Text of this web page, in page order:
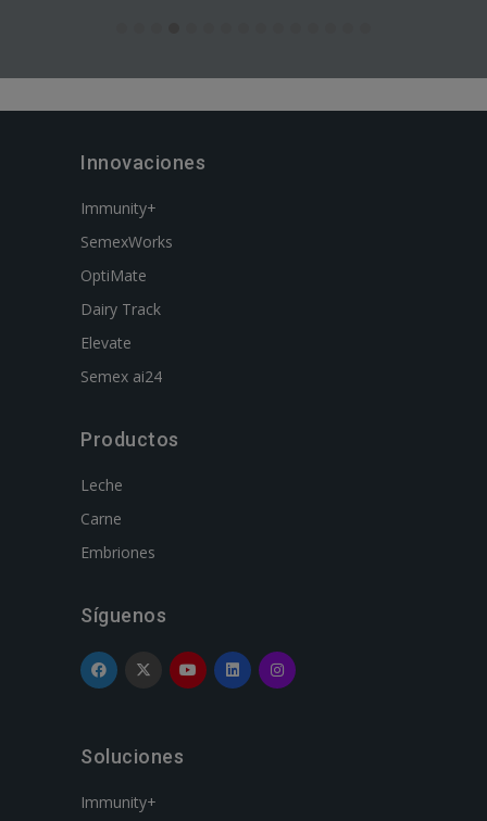
Innovaciones
Immunity+
SemexWorks
OptiMate
Dairy Track
Elevate
Semex ai24
Productos
Leche
Carne
Embriones
Síguenos
Soluciones
Immunity+